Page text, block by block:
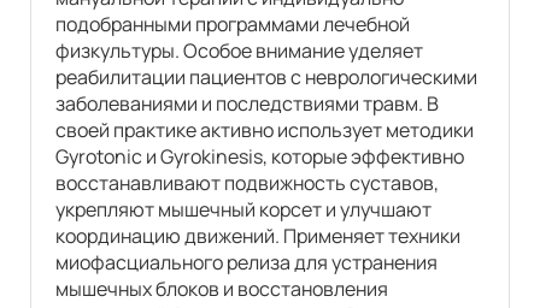
подобранными программами лечебной
физкультуры. Особое внимание уделяет
реабилитации пациентов с неврологическими
заболеваниями и последствиями травм. В
своей практике активно использует методики
Gyrotonic и Gyrokinesis, которые эффективно
восстанавливают подвижность суставов,
укрепляют мышечный корсет и улучшают
координацию движений. Применяет техники
миофасциального релиза для устранения
мышечных блоков и восстановления